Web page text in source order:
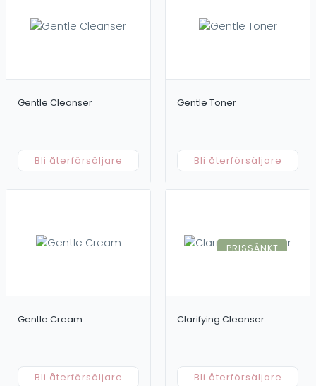
Outlet
Professionella produkter
Hår
Kropp
Dokument
Prislistor
Gentle Cleanser
Bli återförsäljare
Gentle Toner
Bli återförsäljare
Gentle Cream
Bli återförsäljare
PRISSÄNKT
Clarifying Cleanser
Bli återförsäljare